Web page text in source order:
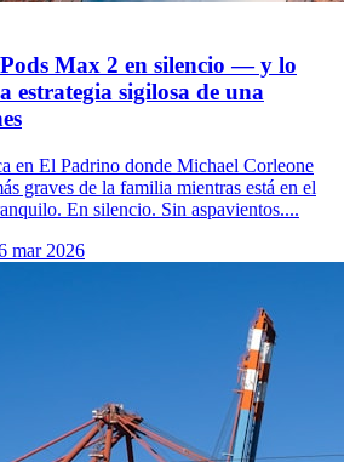
Max 2 en silencio — y lo
estrategia sigilosa de una
en El Padrino donde Michael Corleone
graves de la familia mientras está en el
En silencio. Sin aspavientos....
mar 2026